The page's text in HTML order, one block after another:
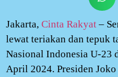
Jakarta, Cinta Rakyat –
lewat teriakan dan tepuk
Nasional Indonesia U-23
April 2024. Presiden